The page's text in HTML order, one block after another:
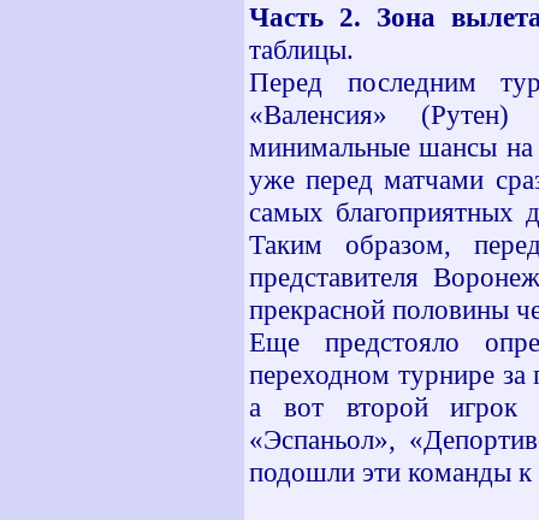
Часть 2. Зона
таблицы.
Перед последним
«Валенсия»
минимальные шансы на
уже перед матчами
самых благоприятных
Таким образом,
представителя
прекрасной половины
Еще предстояло
переходном турнире
а вот второй игрок
«Эспаньол»,
подошли эти команды к